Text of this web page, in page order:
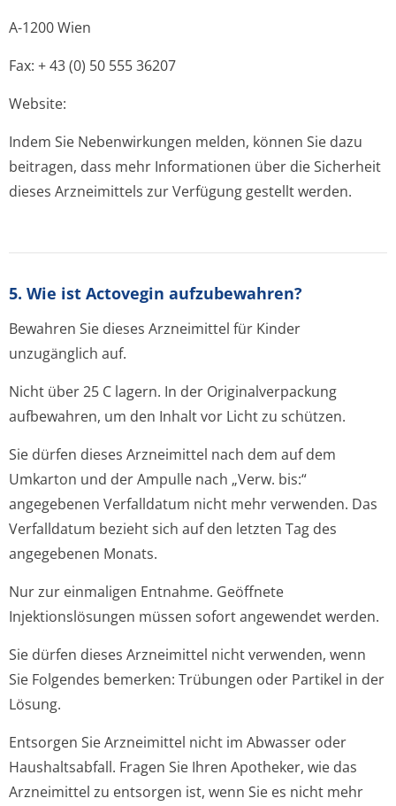
A-1200 Wien
Fax: + 43 (0) 50 555 36207
Website:
Indem Sie Nebenwirkungen melden, können Sie dazu
beitragen, dass mehr Informationen über die Sicherheit
dieses Arzneimittels zur Verfügung gestellt werden.
5. Wie ist Actovegin aufzubewahren?
Bewahren Sie dieses Arzneimittel für Kinder
unzugänglich auf.
Nicht über 25 C lagern. In der Originalverpackung
aufbewahren, um den Inhalt vor Licht zu schützen.
Sie dürfen dieses Arzneimittel nach dem auf dem
Umkarton und der Ampulle nach „Verw. bis:“
angegebenen Verfalldatum nicht mehr verwenden. Das
Verfalldatum bezieht sich auf den letzten Tag des
angegebenen Monats.
Nur zur einmaligen Entnahme. Geöffnete
Injektionslösungen müssen sofort angewendet werden.
Sie dürfen dieses Arzneimittel nicht verwenden, wenn
Sie Folgendes bemerken: Trübungen oder Partikel in der
Lösung.
Entsorgen Sie Arzneimittel nicht im Abwasser oder
Haushaltsabfall. Fragen Sie Ihren Apotheker, wie das
Arzneimittel zu entsorgen ist, wenn Sie es nicht mehr